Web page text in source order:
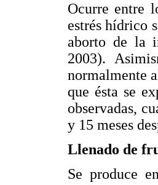
Ocurre entre
estrés hídrico
aborto de la
2003).
normalmente
que ésta se
observadas,
y 15 meses
Llenado de
Se produce